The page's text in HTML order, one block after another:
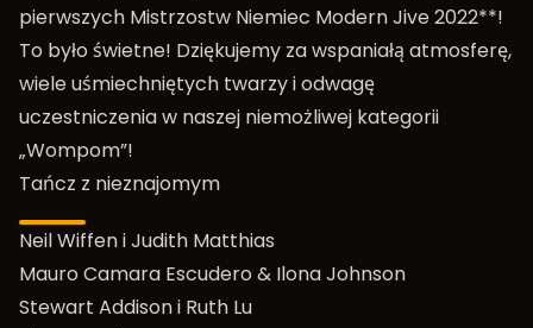
pierwszych Mistrzostw Niemiec Modern Jive 2022**!
To było świetne! Dziękujemy za wspaniałą atmosferę,
wiele uśmiechniętych twarzy i odwagę
uczestniczenia w naszej niemożliwej kategorii
„Wompom”!
Tańcz z nieznajomym
Neil Wiffen i Judith Matthias
Mauro Camara Escudero & Ilona Johnson
Stewart Addison i Ruth Lu